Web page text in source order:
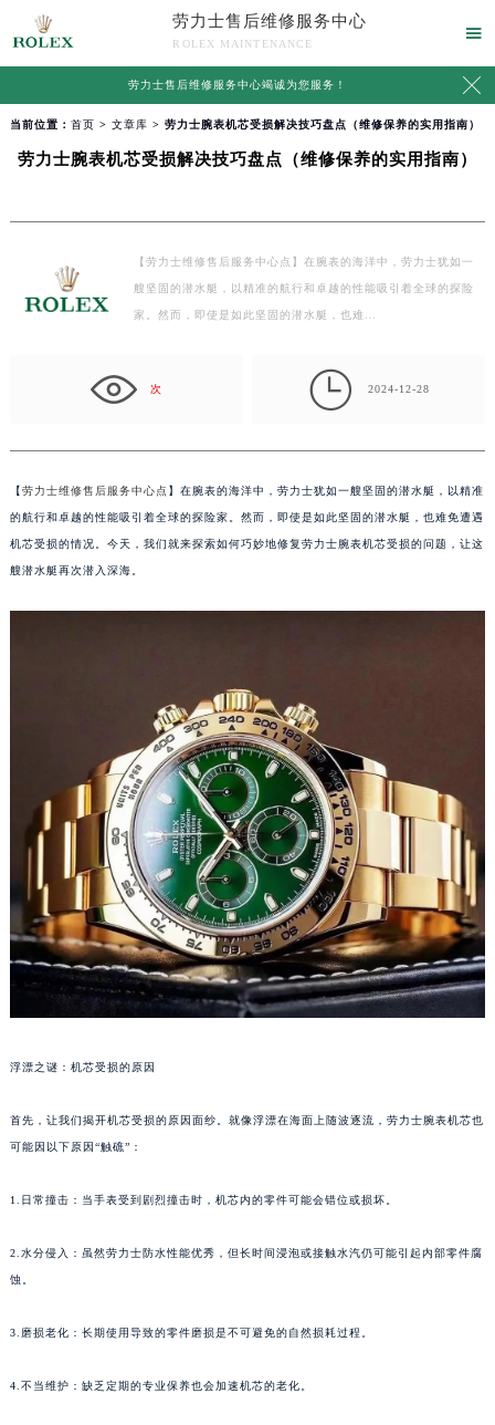
劳力士售后维修服务中心
ROLEX MAINTENANCE

劳力士售后维修服务中心竭诚为您服务！ 
当前位置： 首页 > 文章库 > 劳力士腕表机芯受损解决技巧盘点（维修保养的实用指南）
劳力士腕表机芯受损解决技巧盘点（维修保养的实用指南）
【劳力士维修售后服务中心点】在腕表的海洋中，劳力士犹如一
艘坚固的潜水艇，以精准的航行和卓越的性能吸引着全球的探险
家。然而，即使是如此坚固的潜水艇，也难…
次  2024-12-28
【劳力士维修售后服务中心点 】在腕表的海洋中，劳力士犹如一艘坚固的潜水艇，以精准
的航行和卓越的性能吸引着全球的探险家。然而，即使是如此坚固的潜水艇，也难免遭遇
机芯受损的情况。今天，我们就来探索如何巧妙地修复劳力士腕表机芯受损的问题，让这
艘潜水艇再次潜入深海。
浮漂之谜：机芯受损的原因
首先，让我们揭开机芯受损的原因面纱。就像浮漂在海面上随波逐流，劳力士腕表机芯也
可能因以下原因“触礁”：
1.日常撞击：当手表受到剧烈撞击时，机芯内的零件可能会错位或损坏。
2.水分侵入：虽然劳力士防水性能优秀，但长时间浸泡或接触水汽仍可能引起内部零件腐
蚀。
3.磨损老化：长期使用导致的零件磨损是不可避免的自然损耗过程。
4.不当维护：缺乏定期的专业保养也会加速机芯的老化。